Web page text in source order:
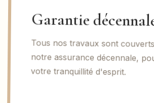
Garantie
Tous nos travaux sont
notre assurance décennale,
votre tranquillité d'esprit.